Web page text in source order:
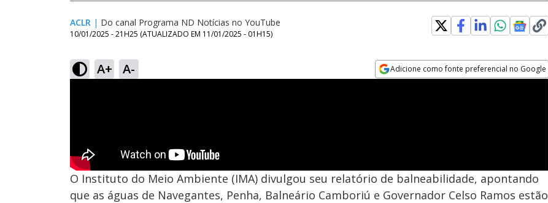
ACLR | Do canal Programa ND Notícias no YouTube
10/01/2025 - 21H25 (ATUALIZADO EM 11/01/2025 - 01H15)
A+ A- Adicione como fonte preferencial no Google
O Instituto do Meio Ambiente (IMA) divulgou seu relatório de balneabilidade, apontando
que as águas de Navegantes, Penha, Balneário Camboriú e Governador Celso Ramos estão